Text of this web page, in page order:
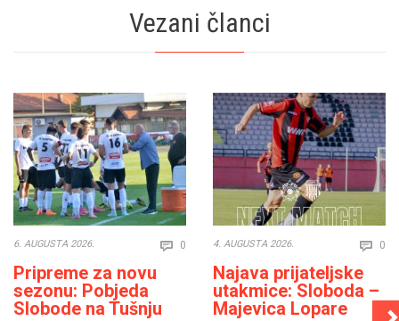
Vezani članci
6. AUGUSTA 2026.  0 Comments
Pripreme za novu
sezonu: Pobjeda
Slobode na Tušnju
4. AUGUSTA 2026.  0
Najava prijateljske
utakmice: Sloboda –
Majevica Lopare